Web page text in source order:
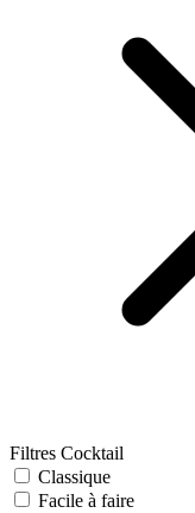
Filtres Cocktail
Classique
Facile à faire